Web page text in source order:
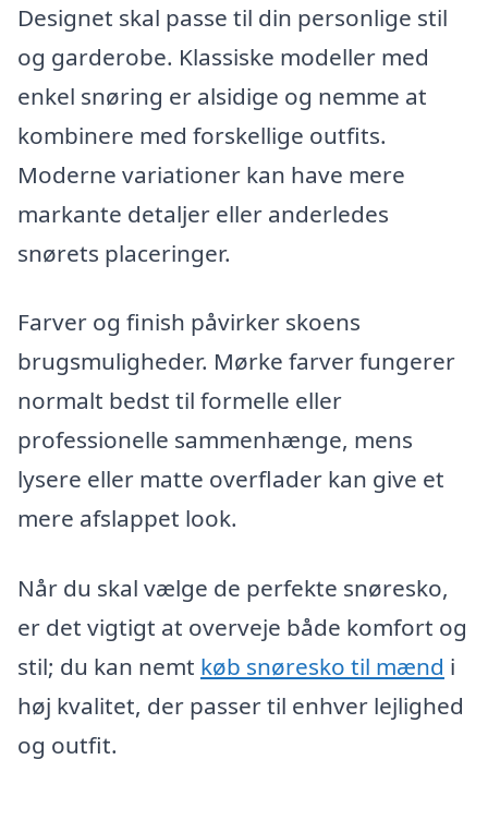
Designet skal passe til din personlige stil
og garderobe. Klassiske modeller med
enkel snøring er alsidige og nemme at
kombinere med forskellige outfits.
Moderne variationer kan have mere
markante detaljer eller anderledes
snørets placeringer.
Farver og finish påvirker skoens
brugsmuligheder. Mørke farver fungerer
normalt bedst til formelle eller
professionelle sammenhænge, mens
lysere eller matte overflader kan give et
mere afslappet look.
Når du skal vælge de perfekte snøresko,
er det vigtigt at overveje både komfort og
stil; du kan nemt køb snøresko til mænd i
høj kvalitet, der passer til enhver lejlighed
og outfit.